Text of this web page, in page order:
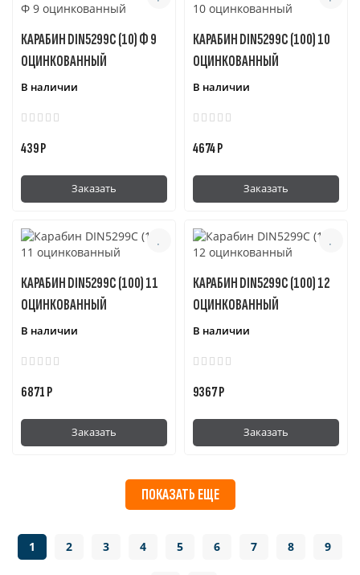
КАРАБИН DIN5299C (10) Ф 9
ОЦИНКОВАННЫЙ
В наличии
439 Р
Заказать
КАРАБИН DIN5299C (100) 10
ОЦИНКОВАННЫЙ
В наличии
4674 Р
Заказать
КАРАБИН DIN5299C (100) 11
ОЦИНКОВАННЫЙ
В наличии
6871 Р
Заказать
КАРАБИН DIN5299C (100) 12
ОЦИНКОВАННЫЙ
В наличии
9367 Р
Заказать
ПОКАЗАТЬ ЕЩЕ
1 2 3 4 5 6 7 8 9